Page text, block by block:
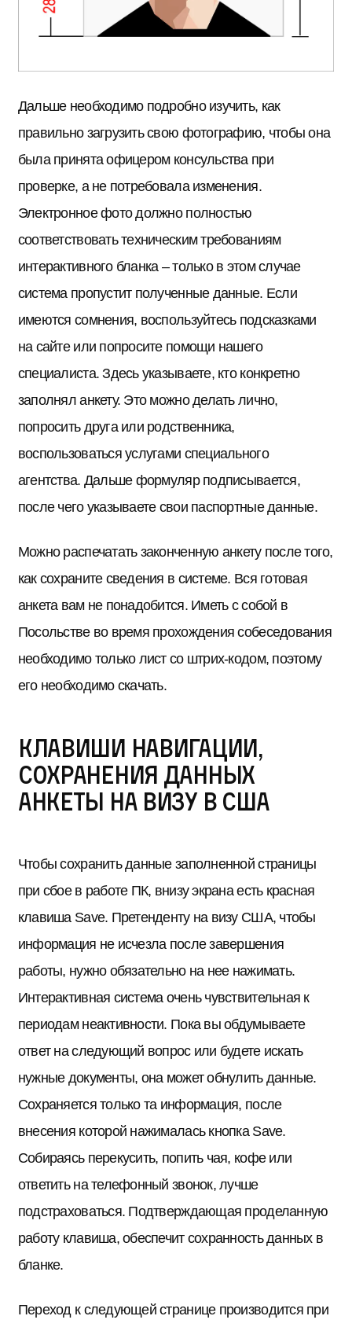
Дальше необходимо подробно изучить, как
правильно загрузить свою фотографию, чтобы она
была принята офицером консульства при
проверке, а не потребовала изменения.
Электронное фото должно полностью
соответствовать техническим требованиям
интерактивного бланка – только в этом случае
система пропустит полученные данные. Если
имеются сомнения, воспользуйтесь подсказками
на сайте или попросите помощи нашего
специалиста. Здесь указываете, кто конкретно
заполнял анкету. Это можно делать лично,
попросить друга или родственника,
воспользоваться услугами специального
агентства. Дальше формуляр подписывается,
после чего указываете свои паспортные данные.
Можно распечатать законченную анкету после того,
как сохраните сведения в системе. Вся готовая
анкета вам не понадобится. Иметь с собой в
Посольстве во время прохождения собеседования
необходимо только лист со штрих-кодом, поэтому
его необходимо скачать.
Клавиши навигации,
сохранения данных
анкеты на визу в США
Чтобы сохранить данные заполненной страницы
при сбое в работе ПК, внизу экрана есть красная
клавиша Save. Претенденту на визу США, чтобы
информация не исчезла после завершения
работы, нужно обязательно на нее нажимать.
Интерактивная система очень чувствительная к
периодам неактивности. Пока вы обдумываете
ответ на следующий вопрос или будете искать
нужные документы, она может обнулить данные.
Сохраняется только та информация, после
внесения которой нажималась кнопка Save.
Собираясь перекусить, попить чая, кофе или
ответить на телефонный звонок, лучше
подстраховаться. Подтверждающая проделанную
работу клавиша, обеспечит сохранность данных в
бланке.
Переход к следующей странице производится при